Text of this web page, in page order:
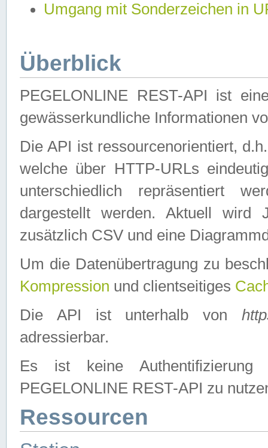
Umgang mit Sonderzeichen in
Überblick
PEGELONLINE REST-API ist
gewässerkundliche Informationen
Die API ist ressourcenorientiert,
welche über HTTP-URLs
unterschiedlich repräsentiert
dargestellt werden. Aktuell wird
zusätzlich CSV und eine
Um die Datenübertragung zu
Kompression und clientseitiges
Die API ist unterhalb von
adressierbar.
Es ist keine
PEGELONLINE REST-API zu
Ressourcen